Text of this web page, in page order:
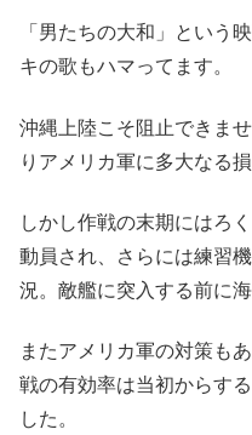
「男たちの大和」という
キの歌もハマってます。
沖縄上陸こそ阻止できま
りアメリカ軍に多大なる
しかし作戦の末期にはろ
動員され、さらには練習
況。敵艦に突入する前に
またアメリカ軍の対策も
戦の有効率は当初からす
した。